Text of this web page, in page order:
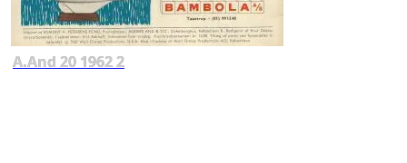
A.And 20 1962 2